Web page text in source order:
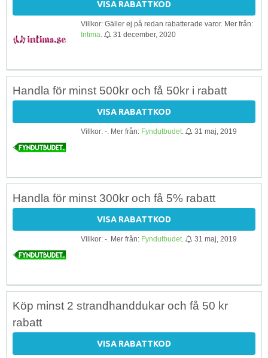
VISA RABATTKOD
Villkor: Gäller ej på redan rabatterade varor. Mer från:
Intima
31 december, 2020
Handla för minst 500kr och få 50kr i rabatt
VISA RABATTKOD
Villkor: -. Mer från: Fyndutbudet 31 maj, 2019
Handla för minst 300kr och få 5% rabatt
VISA RABATTKOD
Villkor: -. Mer från: Fyndutbudet 31 maj, 2019
Köp minst 2 strandhanddukar och få 50 kr
rabatt
VISA RABATTKOD